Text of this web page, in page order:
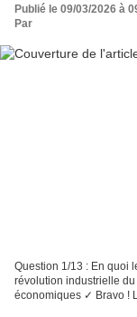
Publié le 09/03/2026 à
Par
Question 1/13 : En quoi
révolution industrielle
économiques ✓ Bravo !